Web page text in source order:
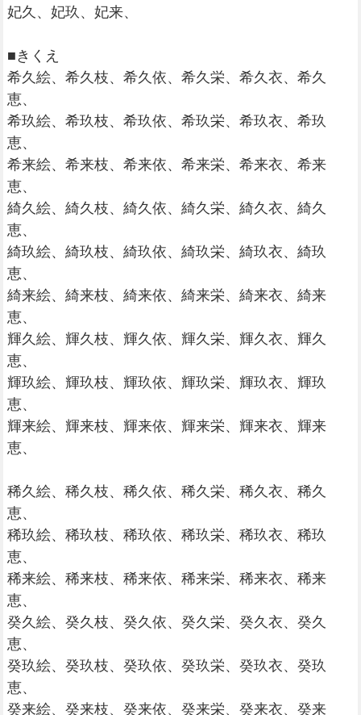
妃久、妃玖、妃来、
■きくえ
希久絵、希久枝、希久依、希久栄、希久衣、希久
恵、
希玖絵、希玖枝、希玖依、希玖栄、希玖衣、希玖
恵、
希来絵、希来枝、希来依、希来栄、希来衣、希来
恵、
綺久絵、綺久枝、綺久依、綺久栄、綺久衣、綺久
恵、
綺玖絵、綺玖枝、綺玖依、綺玖栄、綺玖衣、綺玖
恵、
綺来絵、綺来枝、綺来依、綺来栄、綺来衣、綺来
恵、
輝久絵、輝久枝、輝久依、輝久栄、輝久衣、輝久
恵、
輝玖絵、輝玖枝、輝玖依、輝玖栄、輝玖衣、輝玖
恵、
輝来絵、輝来枝、輝来依、輝来栄、輝来衣、輝来
恵、
稀久絵、稀久枝、稀久依、稀久栄、稀久衣、稀久
恵、
稀玖絵、稀玖枝、稀玖依、稀玖栄、稀玖衣、稀玖
恵、
稀来絵、稀来枝、稀来依、稀来栄、稀来衣、稀来
恵、
癸久絵、癸久枝、癸久依、癸久栄、癸久衣、癸久
恵、
癸玖絵、癸玖枝、癸玖依、癸玖栄、癸玖衣、癸玖
恵、
癸来絵、癸来枝、癸来依、癸来栄、癸来衣、癸来